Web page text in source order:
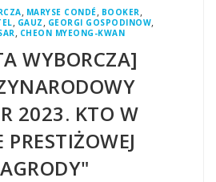
, MARYSE CONDÉ, BOOKER ,
, GAUZ , GEORGI GOSPODINOW,
, CHEON MYEONG-KWAN
WYBORCZA]
2023. KTO W
PRESTIŻOWEJ